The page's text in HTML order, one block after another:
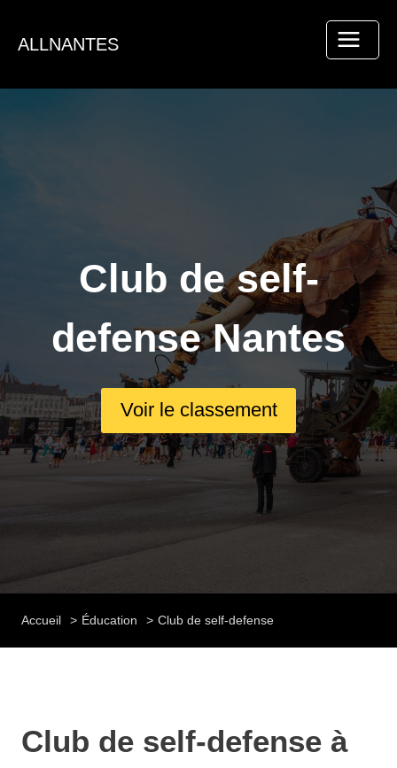
contenu
ALLNANTES
Club de self-
defense Nantes
Voir le classement
Accueil Éducation Club de self-defense
Club de self-defense à